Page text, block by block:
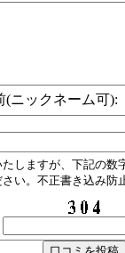
(ニックネーム可):
しますが、下記の数
い。不正書き込み防